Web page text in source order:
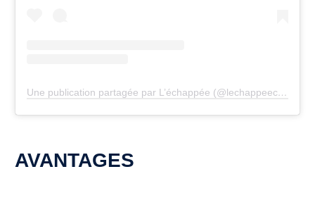
Une publication partagée par L’échappée (@lechappeecycles)
AVANTAGES